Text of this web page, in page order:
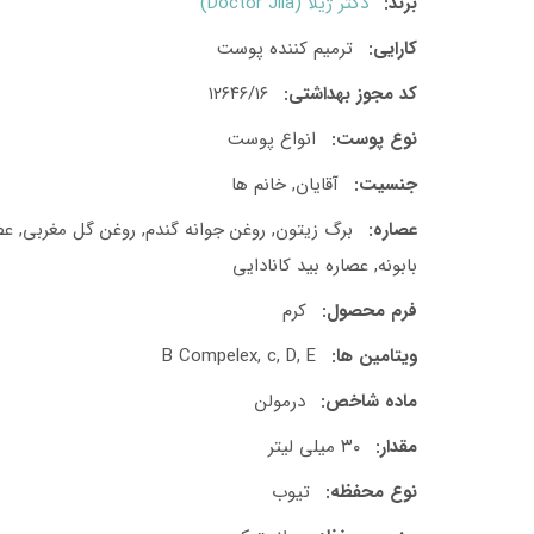
کارایی: ترمیم کننده پوست
کد مجوز بهداشتی: ۱۲۶۴۶/۱۶
نوع پوست:
انواع پوست
جنسیت: آقایان, خانم ها
عصاره:
برگ زیتون, روغن جوانه گندم, روغن گل مغربی,
بابونه, عصاره بید کانادایی
فرم محصول: کرم
ویتامین ها: B Compelex, c, D, E
ماده شاخص: درمولن
مقدار: ۳۰ میلی لیتر
نوع محفظه: تیوب